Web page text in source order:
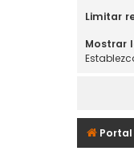
Limitar
Mostrar
Portal